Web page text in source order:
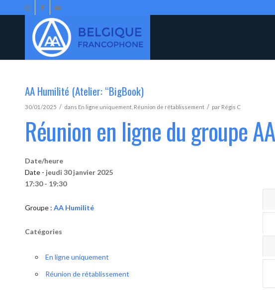
AA Humilité (Atelier: “BigBook)
30/01/2025 / dans En ligne uniquement Réunion de rétablissement / par Régis C
Réunion en ligne du groupe
Date/heure
Date - jeudi 30 janvier 2025
17:30 - 19:30
Groupe : AA Humilité
Catégories
En ligne uniquement
Réunion de rétablissement